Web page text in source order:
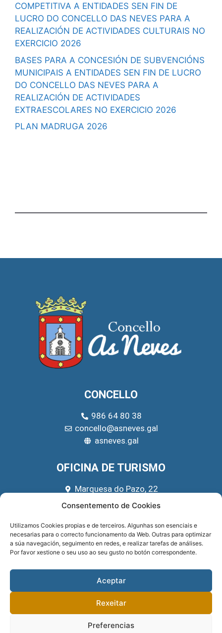
Consentemento de Cookies
Utilizamos Cookies propias e de terceiros. Algunhas son esenciais e
necesarias para o correcto funcionamento da Web. Outras para optimizar
a súa navegación, seguimento en redes, e realizar tarefas de análises.
Por favor xestione o seu uso ao seu gusto no botón correspondente.
Aceptar
Rexeitar
Preferencias
COMPETITIVA A ENTIDADES SEN FIN DE
LUCRO DO CONCELLO DAS NEVES PARA A
REALIZACIÓN DE ACTIVIDADES CULTURAIS NO
EXERCICIO 2026
BASES PARA A CONCESIÓN DE SUBVENCIÓNS
MUNICIPAIS A ENTIDADES SEN FIN DE LUCRO
DO CONCELLO DAS NEVES PARA A
REALIZACIÓN DE ACTIVIDADES
EXTRAESCOLARES NO EXERCICIO 2026
PLAN MADRUGA 2026
CONCELLO
986 64 80 38
concello@asneves.gal
asneves.gal
OFICINA DE TURISMO
Marquesa do Pazo, 22
666 39 45 65
REDES SOCIAIS